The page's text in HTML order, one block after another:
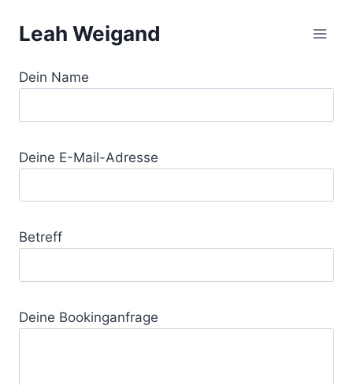
InhaltLeah Weigand
Dein Name
Deine E-Mail-Adresse
Betreff
Deine Bookinganfrage